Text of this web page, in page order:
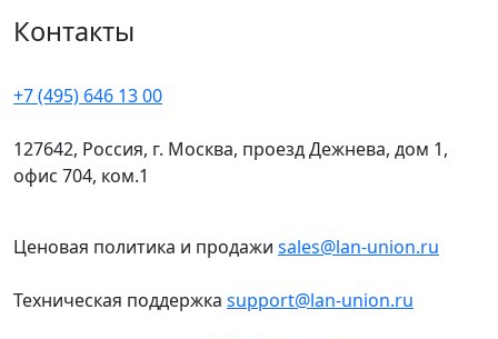
Контакты
+7 (495) 646 13 00
127642, Россия, г. Москва, проезд Дежнева, дом 1,
офис 704, ком.1
Ценовая политика и продажи sales@lan-union.ru
Техническая поддержка support@lan-union.ru